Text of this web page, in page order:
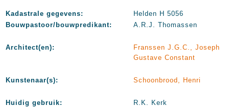
Kadastrale gegevens:
Helden H 5056
Bouwpastoor/bouwpredikant:
A.R.J. Thomassen
Architect(en):
Franssen J.G.C., Joseph
Gustave Constant
Kunstenaar(s): Schoonbrood, Henri
Huidig gebruik: R.K. Kerk